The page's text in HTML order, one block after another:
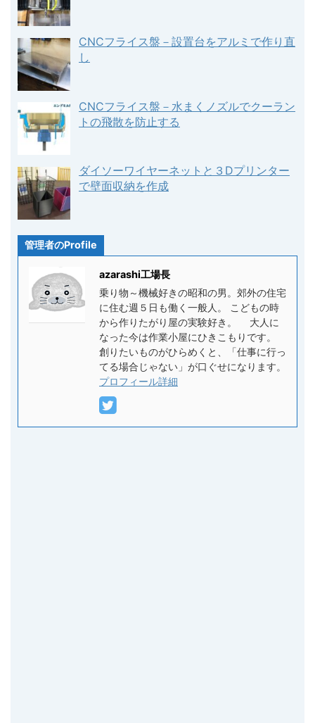
CNCフライス盤－設置台をアルミで作り直
し
CNCフライス盤－水まくノズルでクーラン
トの飛散を防止する
ダイソーワイヤーネットと３Dプリンター
で壁面収納を作成
管理者のProfile
azarashi工場長
乗り物～機械好きの昭和の男。郊外の住宅
に住む週５日も働く一般人。 こどもの時
から作りたがり屋の実験好き。 大人に
なった今は作業小屋にひきこもりです。
創りたいものがひらめくと、「仕事に行っ
てる場合じゃない」が口ぐせになります。
プロフィール詳細